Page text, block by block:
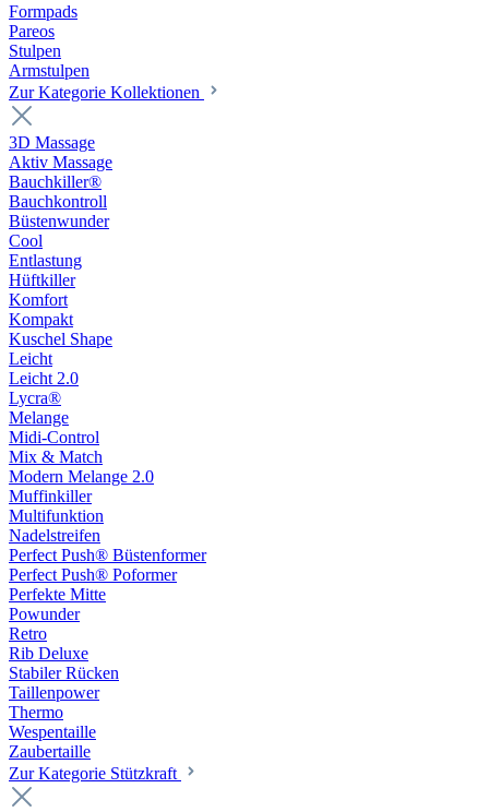
Formpads
Pareos
Stulpen
Armstulpen
Zur Kategorie Kollektionen
3D Massage
Aktiv Massage
Bauchkiller®
Bauchkontroll
Büstenwunder
Cool
Entlastung
Hüftkiller
Komfort
Kompakt
Kuschel Shape
Leicht
Leicht 2.0
Lycra®
Melange
Midi-Control
Mix & Match
Modern Melange 2.0
Muffinkiller
Multifunktion
Nadelstreifen
Perfect Push® Büstenformer
Perfect Push® Poformer
Perfekte Mitte
Powunder
Retro
Rib Deluxe
Stabiler Rücken
Taillenpower
Thermo
Wespentaille
Zaubertaille
Zur Kategorie Stützkraft